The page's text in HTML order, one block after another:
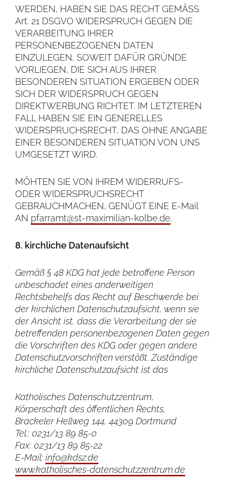
WERDEN, HABEN SIE DAS RECHT GEMÄSS
Art. 21 DSGVO WIDERSPRUCH GEGEN DIE
VERARBEITUNG IHRER
PERSONENBEZOGENEN DATEN
EINZULEGEN, SOWEIT DAFÜR GRÜNDE
VORLIEGEN, DIE SICH AUS IHRER
BESONDEREN SITUATION ERGEBEN ODER
SICH DER WIDERSPRUCH GEGEN
DIREKTWERBUNG RICHTET. IM LETZTEREN
FALL HABEN SIE EIN GENERELLES
WIDERSPRUCHSRECHT, DAS OHNE ANGABE
EINER BESONDEREN SITUATION VON UNS
UMGESETZT WIRD.
MÖHTEN SIE VON IHREM WIDERRUFS-
ODER WIDERSPRUCHSRECHT
GEBRAUCHMACHEN, GENÜGT EINE E-Mail
AN pfarramt@st-maximilian-kolbe.de.
8. kirchliche Datenaufsicht
Gemäß § 48 KDG hat jede betroffene Person
unbeschadet eines anderweitigen
Rechtsbehelfs das Recht auf Beschwerde bei
der kirchlichen Datenschutzaufsicht, wenn sie
der Ansicht ist, dass die Verarbeitung der sie
betreffenden personenbezogenen Daten gegen
die Vorschriften des KDG oder gegen andere
Datenschutzvorschriften verstößt. Zuständige
kirchliche Datenschutzaufsicht ist das
Katholisches Datenschutzzentrum,
Körperschaft des öffentlichen Rechts,
Brackeler Hellweg 144, 44309 Dortmund
Tel.: 0231/13 89 85-0
Fax: 0231/13 89 85-22
E-Mail: info@kdsz.de
www.katholisches-datenschutzzentrum.de